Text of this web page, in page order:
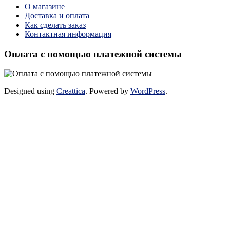
О магазине
Доставка и оплата
Как сделать заказ
Контактная информация
Оплата с помощью платежной системы
Designed using Creattica. Powered by WordPress.